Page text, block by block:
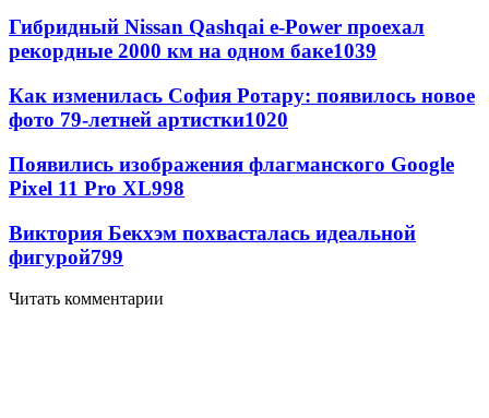
Гибридный Nissan Qashqai e-Power проехал
рекордные 2000 км на одном баке1039
Как изменилась София Ротару: появилось новое
фото 79-летней артистки1020
Появились изображения флагманского Google
Pixel 11 Pro XL998
Виктория Бекхэм похвасталась идеальной
фигурой799
Читать комментарии